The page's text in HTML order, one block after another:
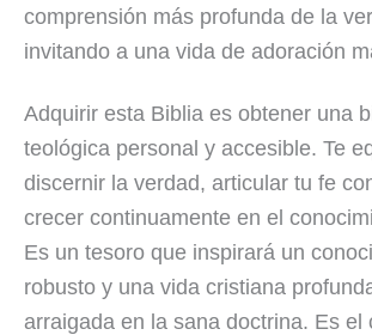
comprensión más profunda de la
invitando a una vida de adoración
Adquirir esta Biblia es obtener una
teológica personal y accesible. Te
discernir la verdad, articular tu fe
crecer continuamente en el
Es un tesoro que inspirará un
robusto y una vida cristiana
arraigada en la sana doctrina. Es el